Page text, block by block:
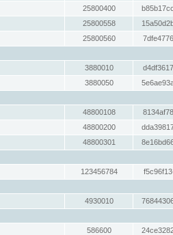
25800400
25800558
25800560
3880010
3880050
48800108
48800200
48800301
123456784
4930010
586600